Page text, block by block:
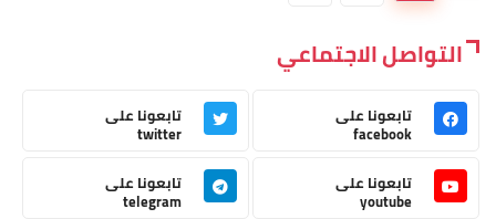
التواصل الاجتماعي
تابعونا على
facebook
تابعونا على
twitter
تابعونا على
youtube
تابعونا على
telegram